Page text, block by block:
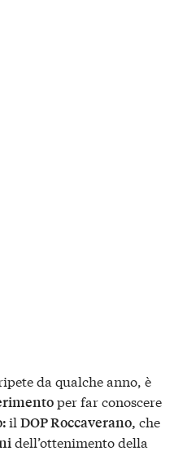
da qualche anno, è
per far conoscere
il DOP Roccaverano, che
dell’ottenimento della